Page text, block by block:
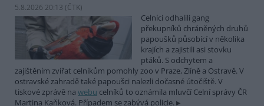
5.8.2026 20:13 (ČTK)
Celníci odhalili gang
překupníků chráněných druhů
papoušků působící v několika
krajích a zajistili asi stovku
ptáků. S odchytem a
zajištěním zvířat celníkům pomohly zoo v Praze, Zlíně a Ostravě. V
ostravské zahradě také papoušci nalezli dočasné útočiště. V
tiskové zprávě na webu celníků to oznámila mluvčí Celní správy ČR
Martina Kaňková. Případem se zabývá policie.